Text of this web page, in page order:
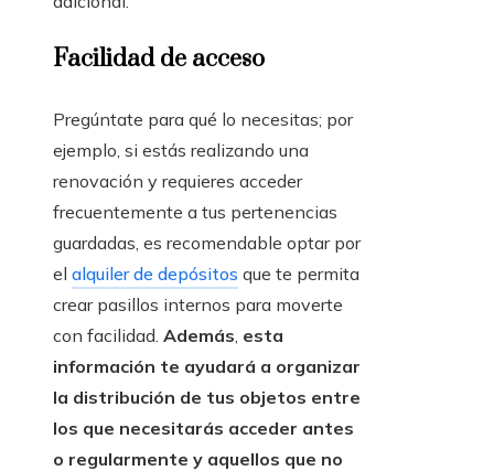
Facilidad de acceso
Pregúntate para qué lo necesitas; por
ejemplo, si estás realizando una
renovación y requieres acceder
frecuentemente a tus pertenencias
guardadas, es recomendable optar por
el alquiler de depósitos que te permita
crear pasillos internos para moverte
con facilidad. Además esta
información te ayudará a organizar
la distribución de tus objetos entre
los que necesitarás acceder antes
o regularmente y aquellos que no